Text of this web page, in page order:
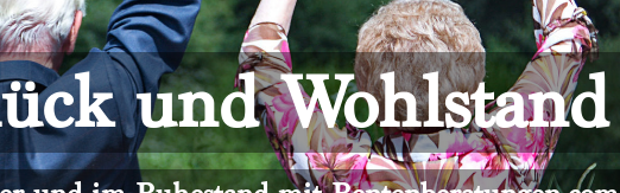
und Wohlstand